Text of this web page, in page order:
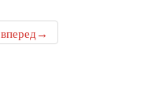
вперед→